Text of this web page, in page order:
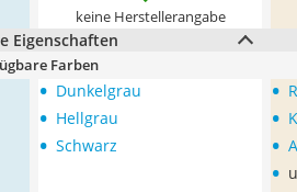
keine Herstellerangabe
Eigenschaften
Farben
• Dunkelgrau
• Hellgrau
• Schwarz
•
•
•
•